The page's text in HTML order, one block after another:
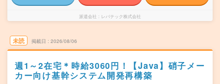
派遣会社 レバテック株式会社
未読 掲載日 2026/08/06
週1～2在宅＊時給3060円！【Java】硝子メー
カー向け基幹システム開発再構築